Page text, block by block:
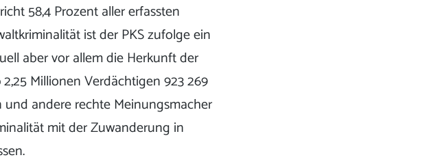
58,4 Prozent aller erfassten
ist der PKS zufolge ein
aber vor allem die Herkunft der
Millionen Verdächtigen 923 269
und andere rechte Meinungsmacher
mit der Zuwanderung in